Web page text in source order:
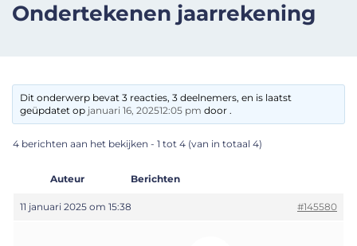
Ondertekenen jaarrekening
Dit onderwerp bevat 3 reacties, 3 deelnemers, en is laatst
geüpdatet op januari 16, 202512:05 pm door .
4 berichten aan het bekijken - 1 tot 4 (van in totaal 4)
Auteur Berichten
11 januari 2025 om 15:38 #145580